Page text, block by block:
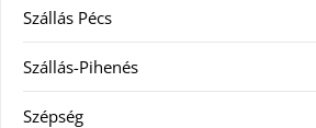
Szállás Pécs
Szállás-Pihenés
Szépség